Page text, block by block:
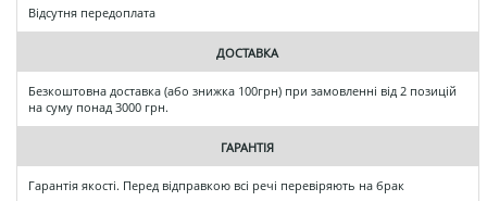
Відсутня передоплата
ДОСТАВКА
Безкоштовна доставка (або знижка 100грн) при замовленні від 2 позицій
на суму понад 3000 грн.
ГАРАНТІЯ
Гарантія якості. Перед відправкою всі речі перевіряють на брак